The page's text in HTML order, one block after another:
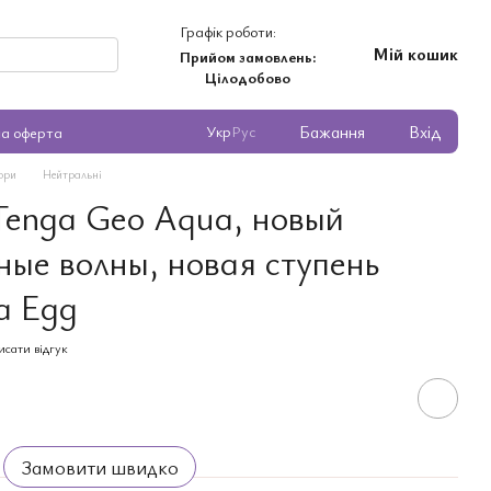
Графік роботи:
Прийом замовлень:
Цілодобово
Мій кошик
оферта УкрРус Бажання Вхід
Нейтральні
Geo Aqua, новый
волны, новая ступень
Egg
відгук
Замовити швидко